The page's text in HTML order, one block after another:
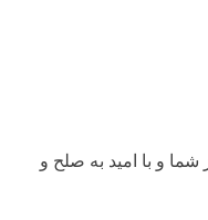
شما و با امید به صلح و